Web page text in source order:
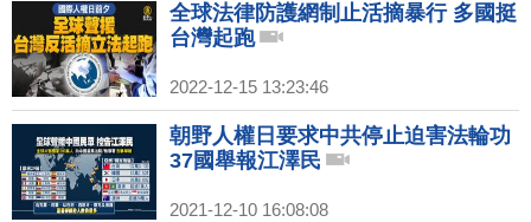
全球法律防護網制止活摘暴行 多國挺
台灣起跑
2022-12-15 13:23:46
朝野人權日要求中共停止迫害法輪功
37國舉報江澤民
2021-12-10 16:08:08